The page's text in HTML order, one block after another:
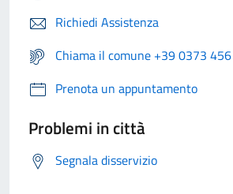
Richiedi Assistenza
Chiama il comune +39 0373
Prenota un appuntamento
Problemi in città
Segnala disservizio